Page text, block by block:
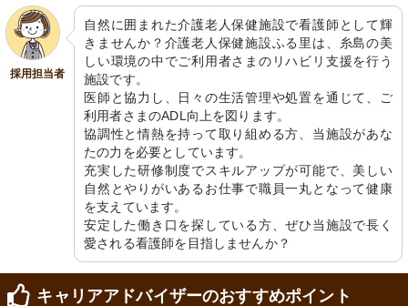
採用担当者
自然に囲まれた介護老人保健施設で看護師として輝
きませんか？介護老人保健施設ふる里は、糸島の美
しい環境の中でご利用者さまのリハビリ支援を行う
施設です。
医師と協力し、日々の生活管理や処置を通じて、ご
利用者さまのADL向上を図ります。
協調性と情熱を持って取り組める方、当施設があな
たの力を必要としています。
充実した研修制度でスキルアップが可能で、美しい
自然とやりがいあるお仕事で職員一丸となって健康
を支えています。
安定した働き口を探している方、ぜひ当施設で長く
愛される看護師を目指しませんか？
キャリアアドバイザーのおすすめポイント